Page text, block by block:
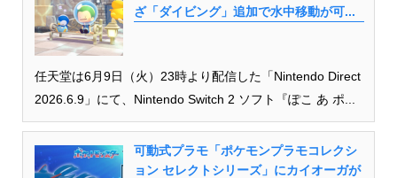
ざ「ダイビング」追加で水中移動が可...
任天堂は6月9日（火）23時より配信した「Nintendo Direct
2026.6.9」にて、Nintendo Switch 2 ソフト『ぽこ あ ポ...
可動式プラモ「ポケモンプラモコレクシ
ョン セレクトシリーズ」にカイオーガが